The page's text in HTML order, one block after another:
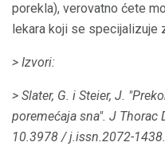
porekla), verovatno ćete
lekara koji se specijalizuje
> Izvori:
> Slater, G. i Steier, J.
poremećaja sna". J Thorac
10.3978 / j.issn.2072-